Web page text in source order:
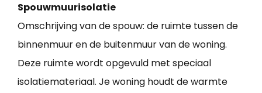
Spouwmuurisolatie
Omschrijving van de spouw: de ruimte tussen de
binnenmuur en de buitenmuur van de woning.
Deze ruimte wordt opgevuld met speciaal
isolatiemateriaal. Je woning houdt de warmte